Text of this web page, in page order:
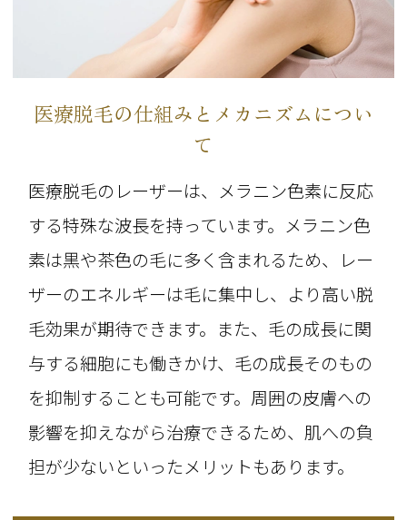
医療脱毛の仕組みとメカニズムについ
て
医療脱毛のレーザーは、メラニン色素に反応
する特殊な波長を持っています。メラニン色
素は黒や茶色の毛に多く含まれるため、レー
ザーのエネルギーは毛に集中し、より高い脱
毛効果が期待できます。また、毛の成長に関
与する細胞にも働きかけ、毛の成長そのもの
を抑制することも可能です。周囲の皮膚への
影響を抑えながら治療できるため、肌への負
担が少ないといったメリットもあります。